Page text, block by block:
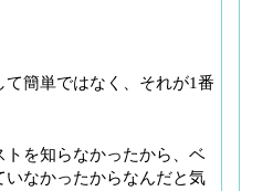
簡単ではなく、それが1番
トを知らなかったから、ベ
いなかったからなんだと気